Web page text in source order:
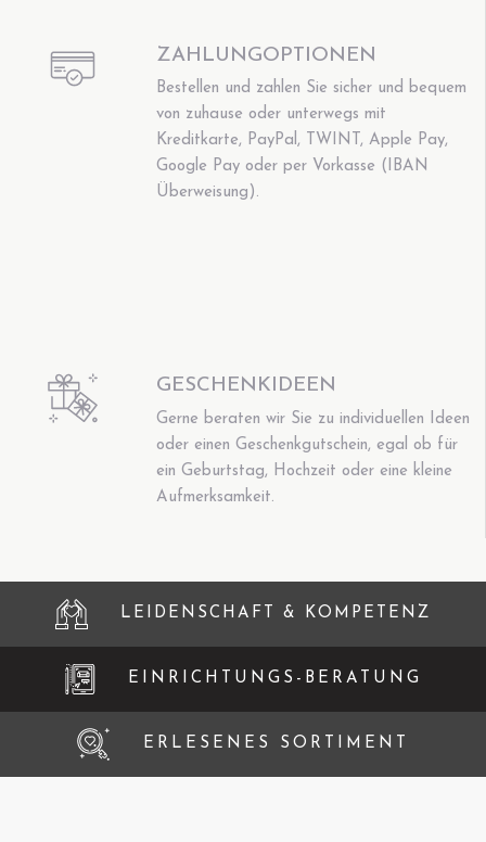
ZAHLUNGOPTIONEN
Bestellen und zahlen Sie sicher und bequem
von zuhause oder unterwegs mit
Kreditkarte, PayPal, TWINT, Apple Pay,
Google Pay oder per Vorkasse (IBAN
Überweisung).
GESCHENKIDEEN
Gerne beraten wir Sie zu individuellen Ideen
oder einen Geschenkgutschein, egal ob für
ein Geburtstag, Hochzeit oder eine kleine
Aufmerksamkeit.
LEIDENSCHAFT & KOMPETENZ
EINRICHTUNGS-BERATUNG
ERLESENES SORTIMENT